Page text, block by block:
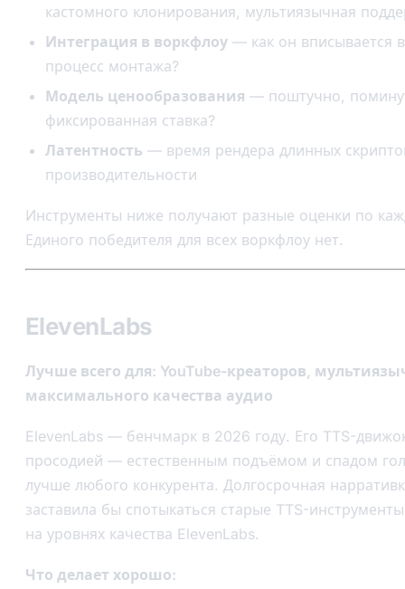
кастомного клонирования, мультиязычная
Интеграция в воркфлоу — как он вписывается
процесс монтажа?
Модель ценообразования — поштучно,
фиксированная ставка?
Латентность — время рендера длинных
производительности
Инструменты ниже получают разные оценки по
Единого победителя для всех воркфлоу нет.
ElevenLabs
Лучше всего для: YouTube-креаторов,
максимального качества аудио
ElevenLabs — бенчмарк в 2026 году. Его TTS-
просодией — естественным подъёмом и спадом
лучше любого конкурента. Долгосрочная
заставила бы спотыкаться старые TTS-
на уровнях качества ElevenLabs.
Что делает хорошо: